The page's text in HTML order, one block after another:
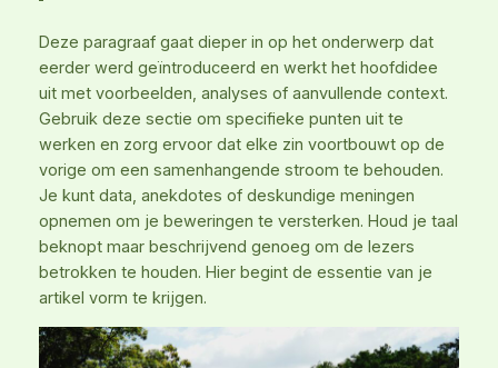
Deze paragraaf gaat dieper in op het onderwerp dat
eerder werd geïntroduceerd en werkt het hoofdidee
uit met voorbeelden, analyses of aanvullende context.
Gebruik deze sectie om specifieke punten uit te
werken en zorg ervoor dat elke zin voortbouwt op de
vorige om een samenhangende stroom te behouden.
Je kunt data, anekdotes of deskundige meningen
opnemen om je beweringen te versterken. Houd je taal
beknopt maar beschrijvend genoeg om de lezers
betrokken te houden. Hier begint de essentie van je
artikel vorm te krijgen.